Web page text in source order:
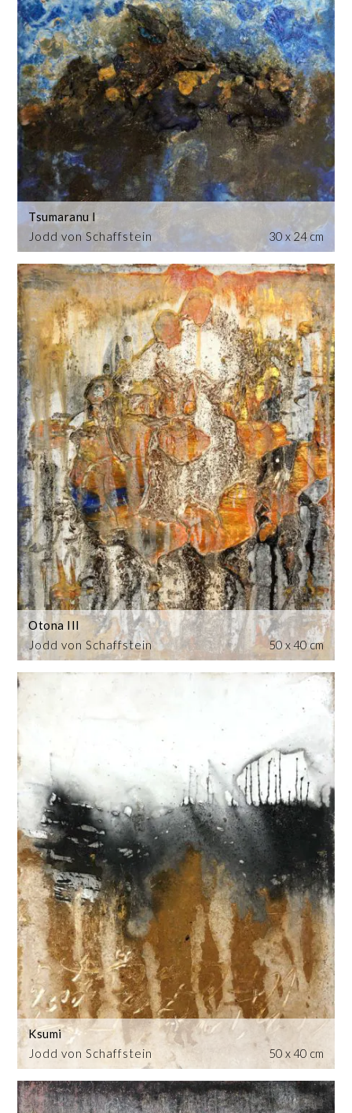
Jodd von Schaffstein
Tsumaranu I
30 x 24 cm
Jodd von Schaffstein
Otona III
50 x 40 cm
Jodd von Schaffstein
Ksumi
50 x 40 cm